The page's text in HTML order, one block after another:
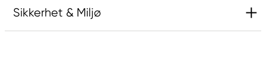
Sikkerhet & Miljø